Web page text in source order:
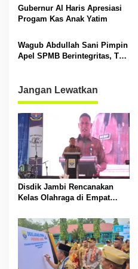
s
Gubernur Al Haris Apresiasi
Progam Kas Anak Yatim
Wagub Abdullah Sani Pimpin
Apel SPMB Berintegritas, Tak
Jangan Lewatkan
Disdik Jambi Rencanakan
Kelas Olahraga di Empat